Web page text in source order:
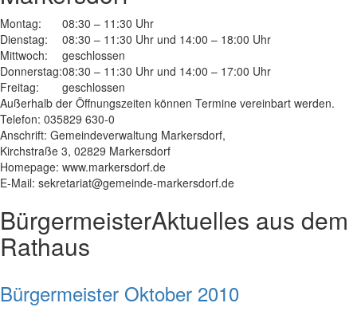
Montag:
08:30 – 11:30 Uhr
Dienstag:
08:30 – 11:30 Uhr und 14:00 – 18:00 Uhr
Mittwoch:
geschlossen
Donnerstag:08:30 – 11:30 Uhr und 14:00 – 17:00 Uhr
Freitag:
geschlossen
Außerhalb der Öffnungszeiten können Termine vereinbart werden.
Telefon: 035829 630-0
Anschrift: Gemeindeverwaltung Markersdorf,
Kirchstraße 3, 02829 Markersdorf
Homepage: www.markersdorf.de
E-Mail: sekretariat@gemeinde-markersdorf.de
BürgermeisterAktuelles aus dem
Rathaus
Bürgermeister Oktober 2010